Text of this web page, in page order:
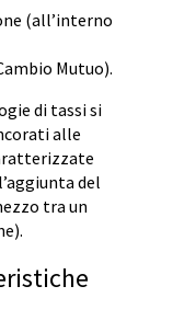
(all’interno
Mutuo).
di tassi si
alle
del
tra un